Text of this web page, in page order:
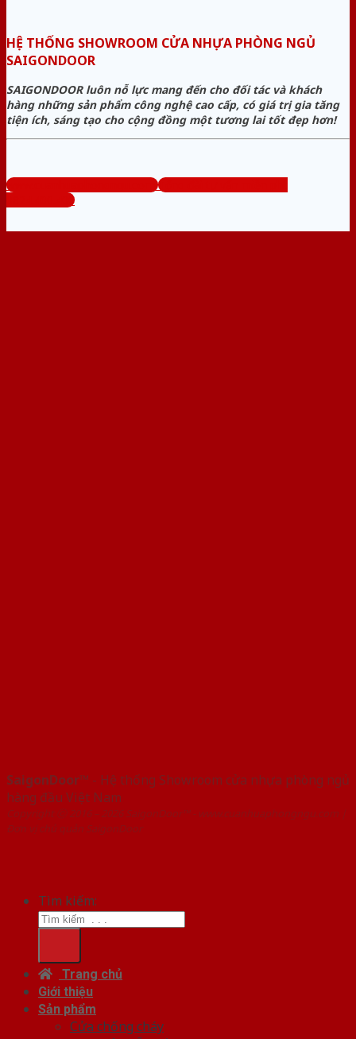
HỆ THỐNG SHOWROOM CỬA NHỰA PHÒNG NGỦ
SAIGONDOOR
SAIGONDOOR luôn nỗ lực mang đến cho đối tác và khách
hàng những sản phẩm công nghệ cao cấp, có giá trị gia tăng
tiện ích, sáng tạo cho cộng đồng một tương lai tốt đẹp hơn!
www.cuanhuaphongngu.com
Tổng đài tư vấn miễn phí:
0824.400.400
SaigonDoor™ - Hệ thống Showroom cửa nhựa phòng ngủ
hàng đầu Việt Nam
Copyright ⓒ 2016 – 2026 SaigonDoor™ - www.cuanhuaphongngu.com |
Đơn vị chủ quản SaigonDoor
Tìm kiếm:
Trang chủ
Giới thiệu
Sản phẩm
Cửa chống cháy